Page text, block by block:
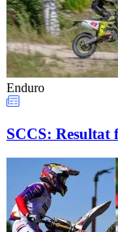
Enduro
SCCS: Resultat